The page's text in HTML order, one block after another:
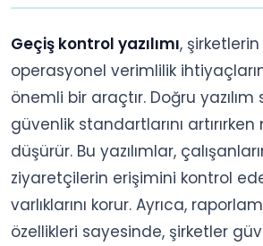
Geçiş kontrol yazılımı,
operasyonel verimlilik
önemli bir araçtır. Doğru
güvenlik standartlarını
düşürür. Bu yazılımlar,
ziyaretçilerin erişimini kontrol
varlıklarını korur. Ayrıca,
özellikleri sayesinde, şirketler